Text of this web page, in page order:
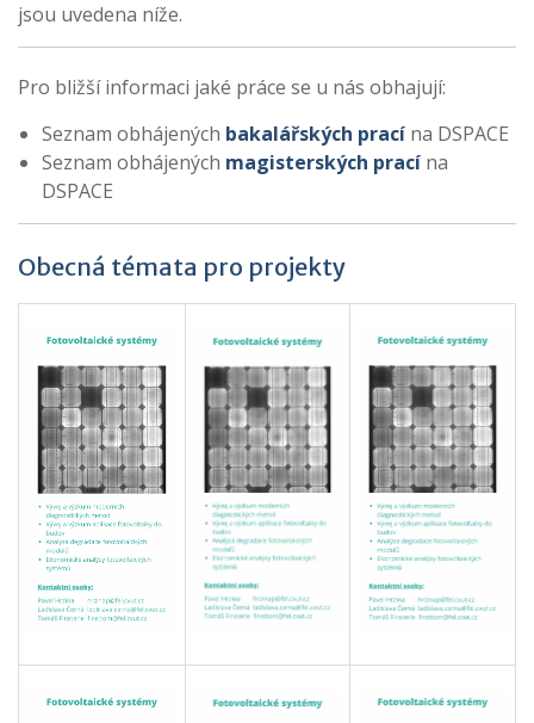
jsou uvedena níže.
Pro bližší informaci jaké práce se u nás obhajují:
Seznam obhájených bakalářských prací na DSPACE
Seznam obhájených magisterských prací na
DSPACE
Obecná témata pro projekty